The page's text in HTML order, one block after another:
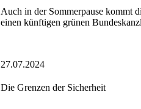
Auch in der Sommerpause kommt
einen künftigen grünen
27.07.2024
Die Grenzen der Sicherheit